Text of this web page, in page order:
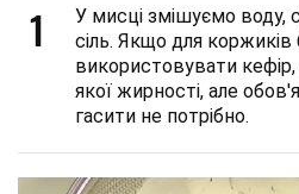
1
У мисці змішуємо воду,
сіль. Якщо для коржиків
використовувати
якої жирності, але
гасити не потрібно.